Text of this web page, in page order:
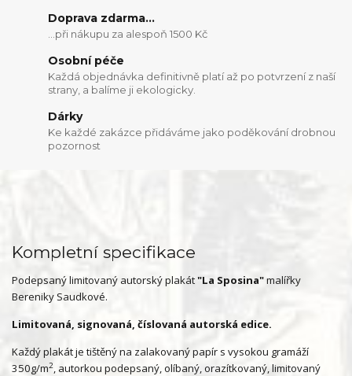
Doprava zdarma...
...při nákupu za alespoň 1500 Kč
Osobní péče
Každá objednávka definitivně platí až po potvrzení z naší
strany, a balíme ji ekologicky.
Dárky
Ke každé zakázce přidáváme jako poděkování drobnou
pozornost
Kompletní specifikace
Podepsaný limitovaný autorský plakát"La Sposina"malířky
Bereniky Saudkové.
Limitovaná, signovaná, číslovaná autorská edice.
Každý plakát je tištěný na zalakovaný papír s vysokou gramáží
350g/m2, autorkou podepsaný, olíbaný, orazítkovaný, limitovaný